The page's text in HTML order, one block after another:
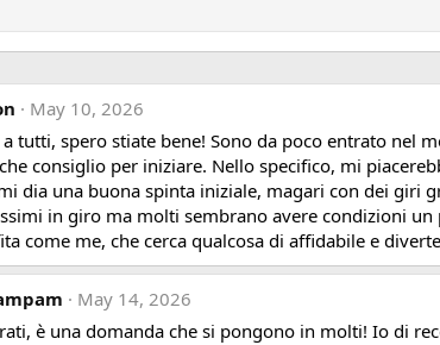
May 10, 2026
a tutti, spero stiate bene! Sono da poco entrato nel
consiglio per iniziare. Nello specifico, mi
dia una buona spinta iniziale, magari con dei giri
in giro ma molti sembrano avere condizioni un
come me, che cerca qualcosa di affidabile e
May 14, 2026
è una domanda che si pongono in molti! Io di